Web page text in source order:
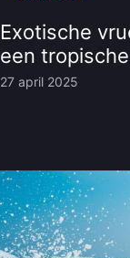
Exotische
een
27 april 2025